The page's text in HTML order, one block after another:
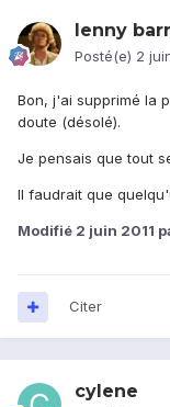
lenny
Posté(e) 2
Bon, j'ai supprimé la
doute (désolé).
Je pensais que tout
Il faudrait que
Modifié 2 juin 2011
Citer
cylene